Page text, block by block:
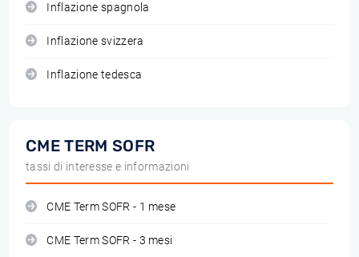
Inflazione spagnola
Inflazione svizzera
Inflazione tedesca
CME TERM SOFR
tassi di interesse e informazioni
CME Term SOFR - 1 mese
CME Term SOFR - 3 mesi